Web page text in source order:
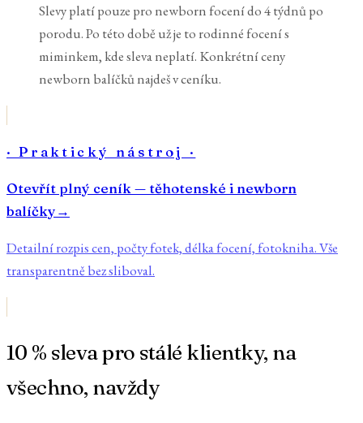
Slevy platí pouze pro newborn focení do 4 týdnů po
porodu. Po této době už je to rodinné focení s
miminkem, kde sleva neplatí. Konkrétní ceny
newborn balíčků najdeš v ceníku.
· Praktický nástroj ·
Otevřít plný ceník — těhotenské i newborn
balíčky→
Detailní rozpis cen, počty fotek, délka focení, fotokniha. Vše
transparentně bez sliboval.
10 % sleva pro stálé klientky, na
všechno, navždy